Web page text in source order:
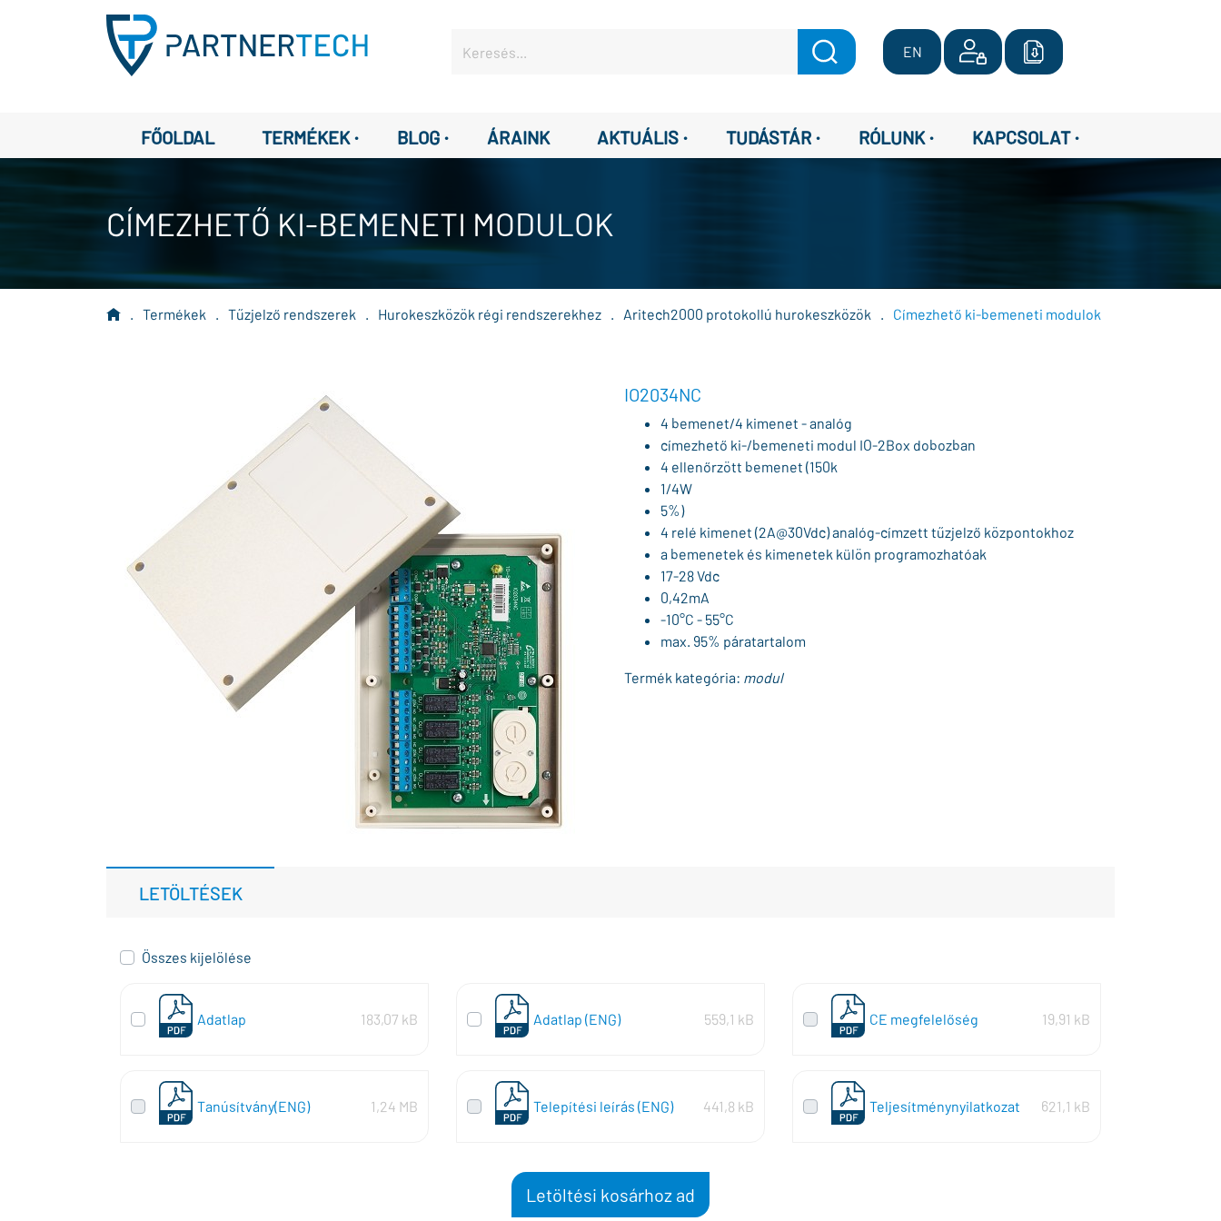
EN
FŐOLDAL TERMÉKEK · BLOG · ÁRAINK AKTUÁLIS · TUDÁSTÁR · RÓLUNK · KAPCSOLAT ·
CÍMEZHETŐ KI-BEMENETI MODULOK
. Termékek . Tűzjelző rendszerek . Hurokeszközök régi rendszerekhez . Aritech2000 protokollú hurokeszközök . Címezhető ki-bemeneti modulok
IO2034NC
4 bemenet/4 kimenet - analóg
címezhető ki-/bemeneti modul IO-2Box dobozban
4 ellenőrzött bemenet (150k
1/4W
5%)
4 relé kimenet (2A@30Vdc) analóg-címzett tűzjelző központokhoz
a bemenetek és kimenetek külön programozhatóak
17-28 Vdc
0,42mA
-10°C - 55°C
max. 95% páratartalom
Termék kategória: modul
LETÖLTÉSEK
Összes kijelölése
Adatlap 183,07 kB Adatlap (ENG) 559,1 kB CE megfelelőség 19,91 kB
Tanúsítvány(ENG) 1,24 MB Telepítési leírás (ENG) 441,8 kB Teljesítménynyilatkozat 621,1 kB
Letöltési kosárhoz ad